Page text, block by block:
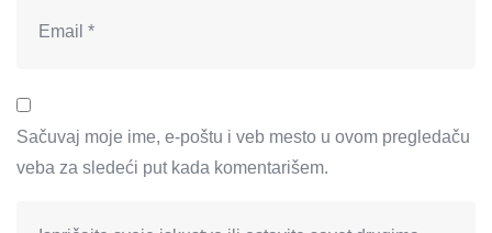
Sačuvaj moje ime, e-poštu i veb mesto u ovom pregledaču
veba za sledeći put kada komentarišem.